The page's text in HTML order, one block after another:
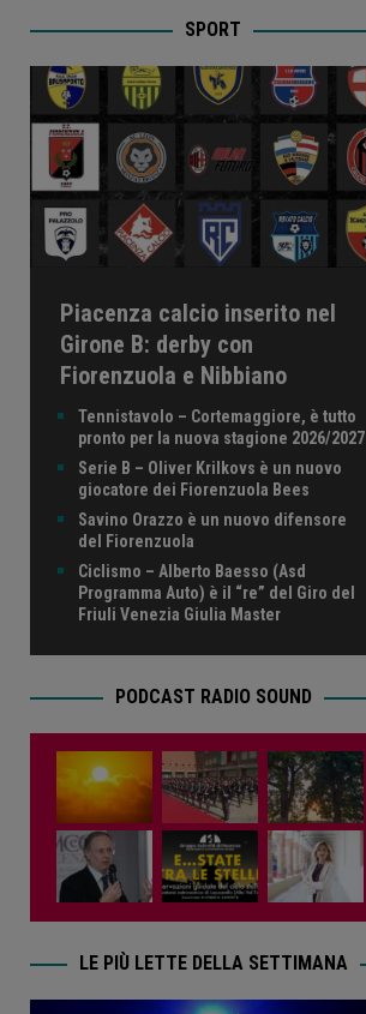
SPORT
Piacenza calcio inserito nel
Girone B: derby con
Fiorenzuola e Nibbiano
Tennistavolo – Cortemaggiore, è tutto
pronto per la nuova stagione 2026/2027
Serie B – Oliver Krilkovs è un nuovo
giocatore dei Fiorenzuola Bees
Savino Orazzo è un nuovo difensore
del Fiorenzuola
Ciclismo – Alberto Baesso (Asd
Programma Auto) è il “re” del Giro del
Friuli Venezia Giulia Master
PODCAST RADIO SOUND
LE PIÙ LETTE DELLA SETTIMANA